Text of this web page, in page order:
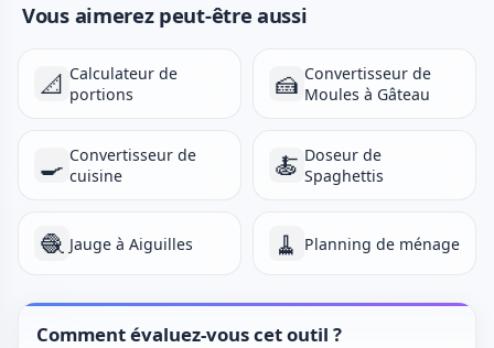
Vous aimerez peut-être aussi
📐 Calculateur de
portions
🍰 Convertisseur de
Moules à Gâteau
🍳 Convertisseur de
cuisine
🍝 Doseur de
Spaghettis
🧶 Jauge à Aiguilles 🧹 Planning de ménage
Comment évaluez-vous cet outil ?